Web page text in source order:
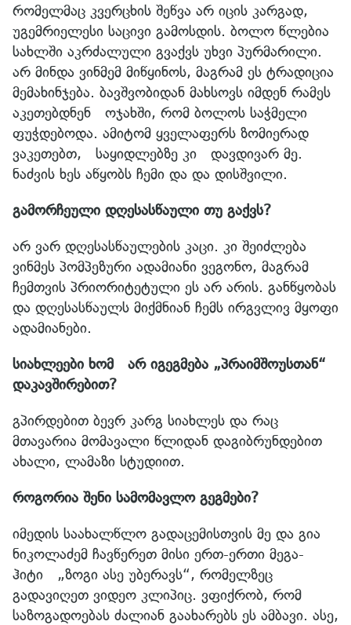
რომელმაც კვერცხის შეწვა არ იცის კარგად,
უგემრიელესი საცივი გამოსდის. ბოლო წლებია
სახლში აკრძალული გვაქვს უხვი პურმარილი.
არ მინდა ვინმემ მიწყინოს, მაგრამ ეს ტრადიცია
მემახინჯება. ბავშვობიდან მახსოვს იმდენ რამეს
აკეთებდნენ ოჯახში, რომ ბოლოს საჭმელი
ფუჭდებოდა. ამიტომ ყველაფერს ზომიერად
ვაკეთებთ, საყიდლებზე კი დავდივარ მე.
ნაძვის ხეს აწყობს ჩემი და და დისშვილი.
გამორჩეული დღესასწაული თუ გაქვს?
არ ვარ დღესასწაულების კაცი. კი შეიძლება
ვინმეს პომპეზური ადამიანი ვეგონო, მაგრამ
ჩემთვის პრიორიტეტული ეს არ არის. განწყობას
და დღესასწაულს მიქმნიან ჩემს ირგვლივ მყოფი
ადამიანები.
სიახლეები ხომ არ იგეგმება „პრაიმშოუსთან“
დაკავშირებით?
გპირდებით ბევრ კარგ სიახლეს და რაც
მთავარია მომავალი წლიდან დაგიბრუნდებით
ახალი, ლამაზი სტუდიით.
როგორია შენი სამომავლო გეგმები?
იმედის საახალწლო გადაცემისთვის მე და გია
ნიკოლაძემ ჩავწერეთ მისი ერთ-ერთი მეგა-
ჰიტი „ზოგი ასე უბერავს“, რომელზეც
გადავიღეთ ვიდეო კლიპიც. ვფიქრობ, რომ
საზოგადოებას ძალიან გაახარებს ეს ამბავი. ასე,